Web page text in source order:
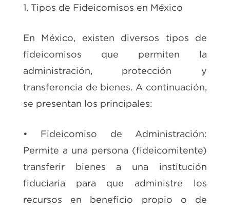
1. Tipos de Fideicomisos en México
En México, existen diversos tipos de
fideicomisos que permiten la
administración, protección y
transferencia de bienes. A continuación,
se presentan los principales:
• Fideicomiso de Administración:
Permite a una persona (fideicomitente)
transferir bienes a una institución
fiduciaria para que administre los
recursos en beneficio propio o de